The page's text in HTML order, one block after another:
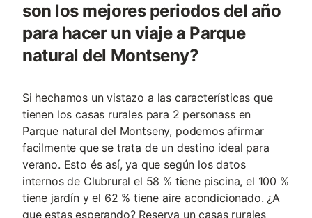
son los mejores periodos del año
para hacer un viaje a Parque
natural del Montseny?
Si hechamos un vistazo a las características que
tienen los casas rurales para 2 personass en
Parque natural del Montseny, podemos afirmar
facilmente que se trata de un destino ideal para
verano. Esto és así, ya que según los datos
internos de Clubrural el 58 % tiene piscina, el 100 %
tiene jardín y el 62 % tiene aire acondicionado. ¿A
que estas esperando? Reserva un casas rurales